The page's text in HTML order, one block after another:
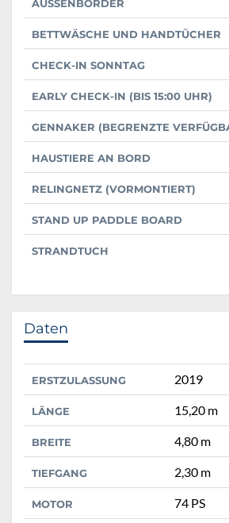
AUSSENBORDER
BETTWÄSCHE UND HANDTÜCHER
CHECK-IN SONNTAG
EARLY CHECK-IN (BIS 15:00 UHR)
GENNAKER (BEGRENZTE
HAUSTIERE AN BORD
RELINGNETZ (VORMONTIERT)
STAND UP PADDLE BOARD
STRANDTUCH
Daten
ERSTZULASSUNG 2019
LÄNGE 15,20 m
BREITE 4,80 m
TIEFGANG 2,30 m
MOTOR 74 PS